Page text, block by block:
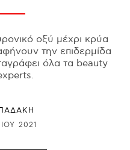
οξύ μέχρι κρύα
την επιδερμίδα
όλα τα beauty
2021